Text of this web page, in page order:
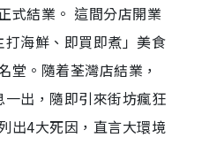
式結業。 這間分店開業
海鮮、即買即煮」美食
堂。隨着荃灣店結業，
出，隨即引來街坊瘋狂
出4大死因，直言大環境